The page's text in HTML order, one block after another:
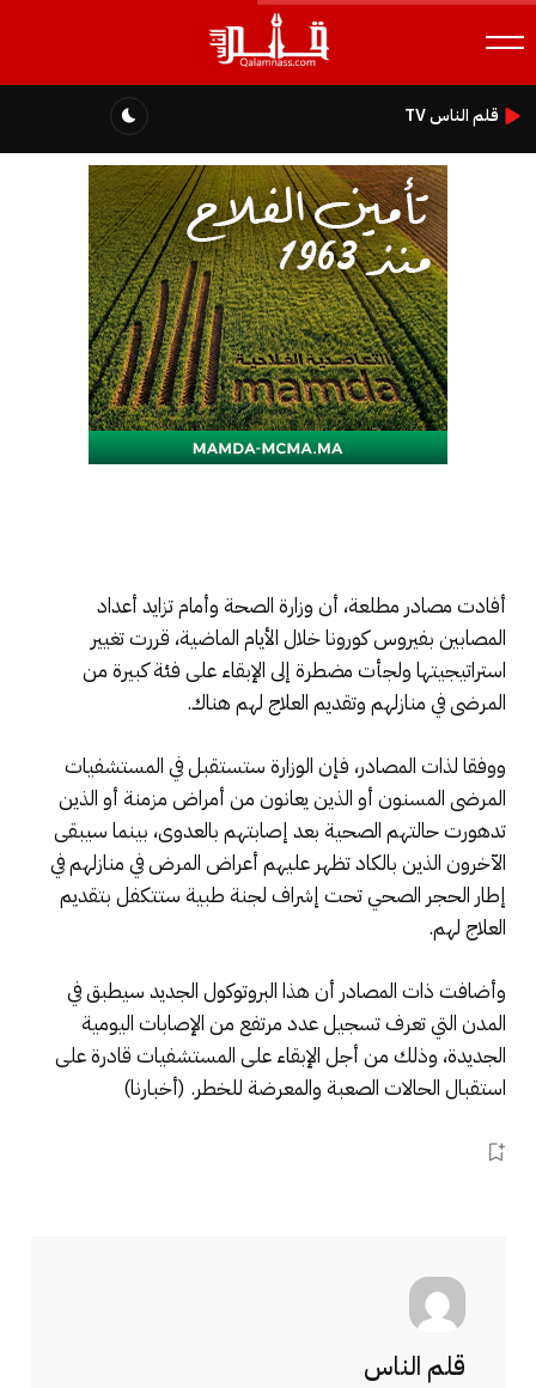
قلم الناس TV
أفادت مصادر مطلعة، أن وزارة الصحة وأمام تزايد أعداد
المصابين بفيروس كورونا خلال الأيام الماضية، قررت تغيير
استراتيجيتها ولجأت مضطرة إلى الإبقاء على فئة كبيرة من
المرضى في منازلهم وتقديم العلاج لهم هناك.
ووفقا لذات المصادر، فإن الوزارة ستستقبل في المستشفيات
المرضى المسنون أو الذين يعانون من أمراض مزمنة أو الذين
تدهورت حالتهم الصحية بعد إصابتهم بالعدوى، بينما سيبقى
الآخرون الذين بالكاد تظهر عليهم أعراض المرض في منازلهم في
إطار الحجر الصحي تحت إشراف لجنة طبية ستتكفل بتقديم
العلاج لهم.
وأضافت ذات المصادر أن هذا البروتوكول الجديد سيطبق في
المدن التي تعرف تسجيل عدد مرتفع من الإصابات اليومية
الجديدة، وذلك من أجل الإبقاء على المستشفيات قادرة على
استقبال الحالات الصعبة والمعرضة للخطر. (أخبارنا)
قلم الناس